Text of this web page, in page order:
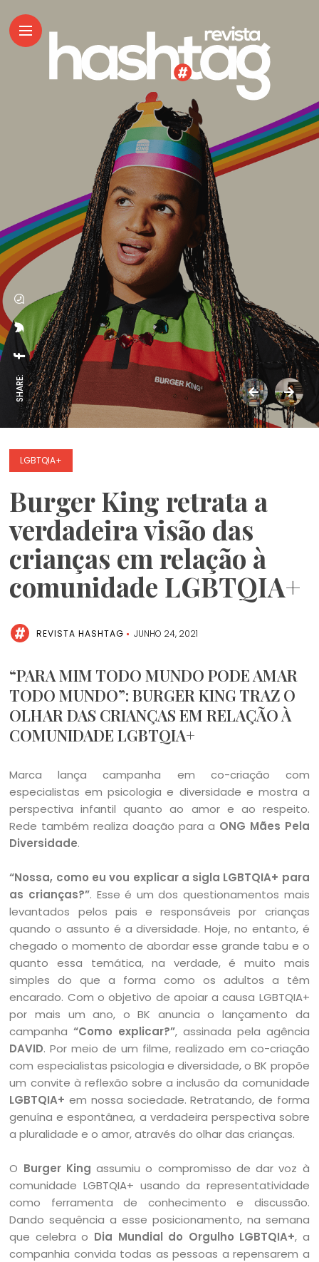
SHARE:
LGBTQIA+
Burger King retrata a
verdadeira visão das
crianças em relação à
comunidade LGBTQIA+
REVISTA HASHTAG JUNHO 24, 2021
“PARA MIM TODO MUNDO PODE AMAR
TODO MUNDO”: BURGER KING TRAZ O
OLHAR DAS CRIANÇAS EM RELAÇÃO À
COMUNIDADE LGBTQIA+
Marca lança campanha em co-criação com
especialistas em psicologia e diversidade e mostra a
perspectiva infantil quanto ao amor e ao respeito.
Rede também realiza doação para a ONG Mães Pela
Diversidade.
“Nossa, como eu vou explicar a sigla LGBTQIA+ para
as crianças?”. Esse é um dos questionamentos mais
levantados pelos pais e responsáveis por crianças
quando o assunto é a diversidade. Hoje, no entanto, é
chegado o momento de abordar esse grande tabu e o
quanto essa temática, na verdade, é muito mais
simples do que a forma como os adultos a têm
encarado. Com o objetivo de apoiar a causa LGBTQIA+
por mais um ano, o BK anuncia o lançamento da
campanha“Como explicar?”, assinada pela agência
DAVID. Por meio de um filme, realizado em co-criação
com especialistas psicologia e diversidade, o BK propõe
um convite à reflexão sobre a inclusão da comunidade
LGBTQIA+ em nossa sociedade. Retratando, de forma
genuína e espontânea, a verdadeira perspectiva sobre
a pluralidade e o amor, através do olhar das crianças.
O Burger King assumiu o compromisso de dar voz à
comunidade LGBTQIA+ usando da representatividade
como ferramenta de conhecimento e discussão.
Dando sequência a esse posicionamento, na semana
que celebra o Dia Mundial do Orgulho LGBTQIA+, a
companhia convida todas as pessoas a repensarem a